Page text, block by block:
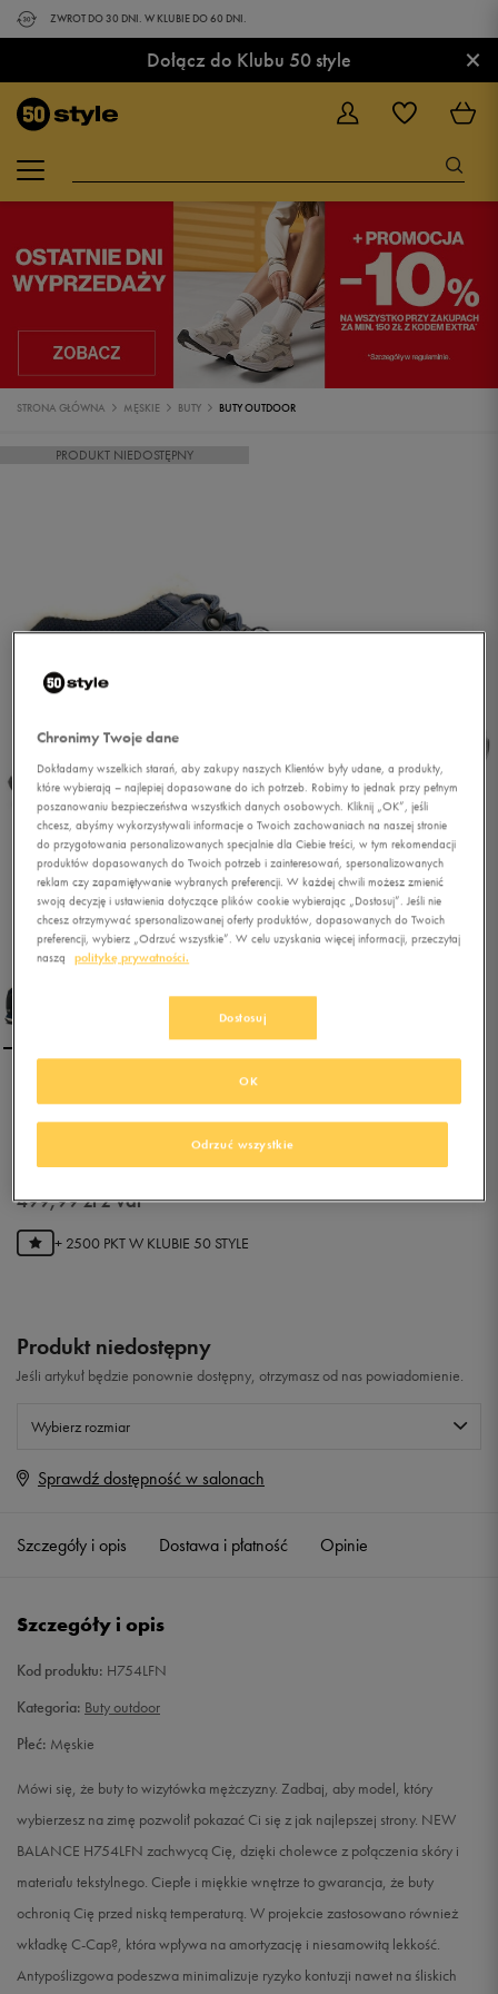
ZWROT DO 30 DNI. W KLUBIE DO 60 DNI.
Dołącz do Klubu 50 style ×
STRONA GŁÓWNA MĘSKIE BUTY BUTY OUTDOOR
PRODUKT NIEDOSTĘPNY
NEW BALANCE H754LFN
0.0
499,99złz Vat
+ 2500 PKT W KLUBIE 50 STYLE
Produkt niedostępny
Jeśli artykuł będzie ponownie dostępny, otrzymasz od nas powiadomienie.
Wybierz rozmiar
Rozmiary EU
42 26,5 cm
43 27,5 cm Powiadom o dostępności
44 28 cm Powiadom o dostępności
45 29 cm Powiadom o dostępności
Sprawdź dostępność w salonach
Szczegóły i opis Dostawa i płatność Opinie
Szczegóły i opis
Kod produktu: H754LFN
Kategoria: Buty outdoor
Płeć: Męskie
Mówi się, że buty to wizytówka mężczyzny. Zadbaj, aby model, który
wybierzesz na zimę pozwolił pokazać Ci się z jak najlepszej strony. NEW
BALANCE H754LFN zachwycą Cię, dzięki cholewce z połączenia skóry i
materiału tekstylnego. Ciepłe i miękkie wnętrze to gwarancja, że buty
ochronią Cię przed niską temperaturą. W projekcie zastosowano również
wkładkę C-Cap?, która wpływa na amortyzację i niesamowitą lekkość.
Antypoślizgowa podeszwa minimalizuje ryzyko kontuzji nawet na śliskich
Chronimy Twoje dane
Dokładamy wszelkich starań, aby zakupy naszych Klientów były udane, a produkty,
które wybierają – najlepiej dopasowane do ich potrzeb. Robimy to jednak przy pełnym
poszanowaniu bezpieczeństwa wszystkich danych osobowych. Kliknij „OK”, jeśli
chcesz, abyśmy wykorzystywali informacje o Twoich zachowaniach na naszej stronie
do przygotowania personalizowanych specjalnie dla Ciebie treści, w tym rekomendacji
produktów dopasowanych do Twoich potrzeb i zainteresowań, spersonalizowanych
reklam czy zapamiętywanie wybranych preferencji. W każdej chwili możesz zmienić
swoją decyzję i ustawienia dotyczące plików cookie wybierając „Dostosuj”. Jeśli nie
chcesz otrzymywać spersonalizowanej oferty produktów, dopasowanych do Twoich
preferencji, wybierz „Odrzuć wszystkie”. W celu uzyskania więcej informacji, przeczytaj
naszą
politykę prywatności.
Dostosuj
Odrzuć wszystkie
OK